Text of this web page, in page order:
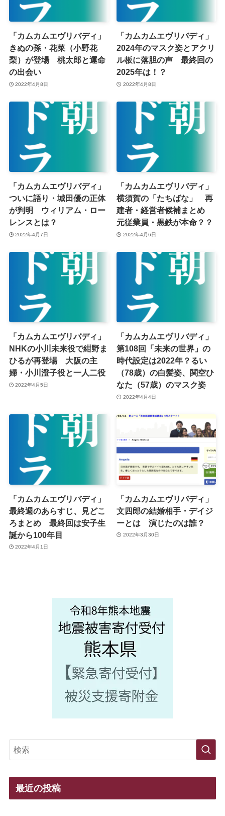
「カムカムエヴリバディ」
きぬの孫・花菜（小野花
梨）が登場 桃太郎と運命
の出会い
2022年4月8日
「カムカムエヴリバディ」
2024年のマスク姿とアクリ
ル板に落胆の声 最終回の
2025年は！？
2022年4月8日
「カムカムエヴリバディ」
ついに語り・城田優の正体
が判明 ウィリアム・ロー
レンスとは？
2022年4月7日
「カムカムエヴリバディ」
横須賀の「たちばな」 再
建者・経営者候補まとめ
元従業員・黒鉄が本命？？
2022年4月6日
「カムカムエヴリバディ」
NHKの小川未来役で紺野ま
ひるが再登場 大阪の主
婦・小川澄子役と一人二役
2022年4月5日
「カムカムエヴリバディ」
第108回「未来の世界」の
時代設定は2022年？るい
（78歳）の白髪姿、関空ひ
なた（57歳）のマスク姿
2022年4月4日
「カムカムエヴリバディ」
最終週のあらすじ、見どこ
ろまとめ 最終回は安子生
誕から100年目
2022年4月1日
「カムカムエヴリバディ」
文四郎の結婚相手・デイジ
ーとは 演じたのは誰？
2022年3月30日
最近の投稿